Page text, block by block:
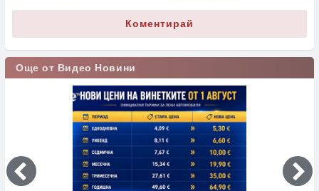
Коментирай
Още от Видео Новини